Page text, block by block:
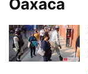
Oaxaca